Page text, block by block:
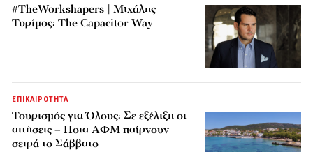
#TheWorkshapers | Μιχάλης
Τυρίμος: The Capacitor Way
ΕΠΙΚΑΙΡΟΤΗΤΑ
Τουρισμός για Όλους: Σε εξέλιξη οι
αιτήσεις – Ποια ΑΦΜ παίρνουν
σειρά το Σάββατο